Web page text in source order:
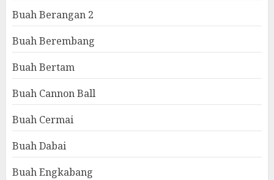
Buah Berangan 2
Buah Berembang
Buah Bertam
Buah Cannon Ball
Buah Cermai
Buah Dabai
Buah Engkabang